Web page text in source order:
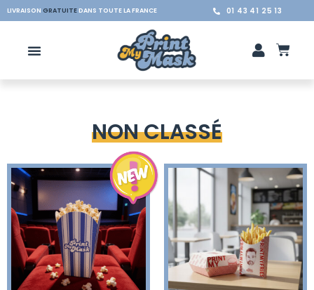
LIVRAISON GRATUITEDANS TOUTE LA FRANCE 01 43 41 25 13
NON CLASSÉ